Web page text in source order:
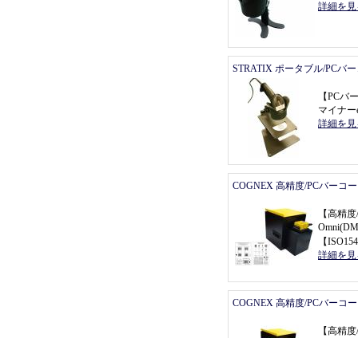
詳細を
STRATIX ポータブル/PCバ
【PCバ
マイナー
詳細を
COGNEX 高精度/PCバーコ
【高精
【
詳細を
COGNEX 高精度/PCバーコ
【高精